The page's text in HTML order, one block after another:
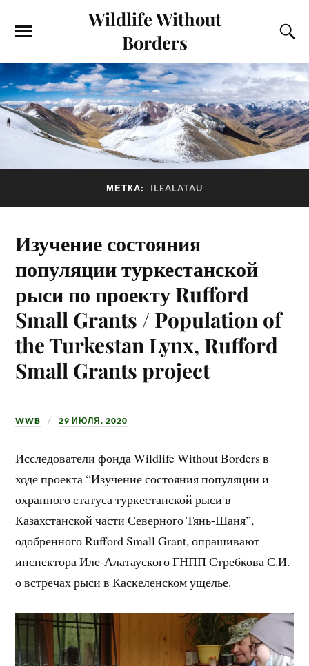
Wildlife Without
Borders
МЕТКА: ILEALATAU
Изучение состояния
популяции туркестанской
рыси по проекту Rufford
Small Grants / Population of
the Turkestan Lynx, Rufford
Small Grants project
WWB 29 ИЮЛЯ, 2020
Исследователи фонда Wildlife Without Borders в
ходе проекта “Изучение состояния популяции и
охранного статуса туркестанской рыси в
Казахстанской части Северного Тянь-Шаня”,
одобренного Rufford Small Grant, опрашивают
инспектора Иле-Алатауского ГНПП Стребкова С.И.
о встречах рыси в Каскеленском ущелье.